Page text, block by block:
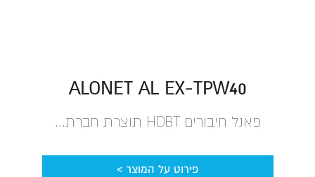
ALONET AL EX-TPW40
פאנל חיבורים HDBT תוצרת חברת...
פירוט על המוצר >